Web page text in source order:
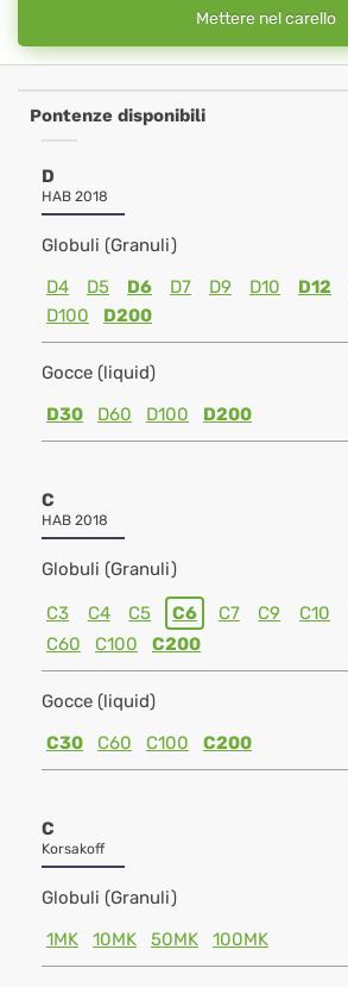
Mettere nel carello
Pontenze disponibili
D
HAB 2018
Globuli (Granuli)
D4
D5 D6 D7 D9 D10 D12
D100
D200
Gocce (liquid)
D30
D60 D100 D200
C
HAB 2018
Globuli (Granuli)
C3 C4 C5 C6 C7 C9 C10
C60
C100 C200
Gocce (liquid)
C30
C60 C100 C200
C
Korsakoff
Globuli (Granuli)
1MK
10MK 50MK 100MK